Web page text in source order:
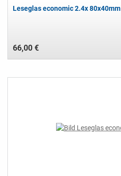
Leseglas economic 2.4x 80x40mm
66,00 €